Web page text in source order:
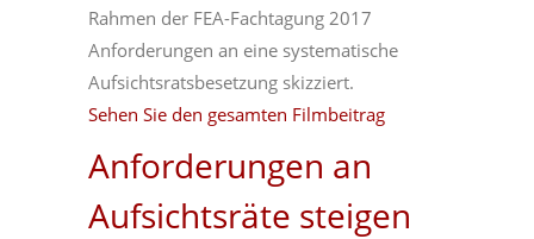
Rahmen der FEA-Fachtagung 2017
Anforderungen an eine systematische
Aufsichtsratsbesetzung skizziert.
Sehen Sie den gesamten Filmbeitrag
Anforderungen an
Aufsichtsräte steigen